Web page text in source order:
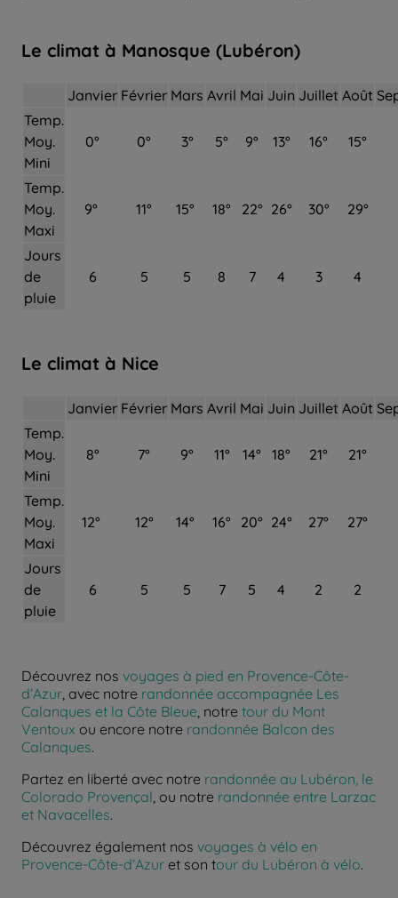
Le climat à Manosque (Lubéron)
Janvier Février Mars Avril Mai Juin Juillet Août
Temp.
Moy.
Mini
0° 0° 3° 5° 9° 13° 16° 15°
Temp.
Moy.
Maxi
9° 11° 15° 18° 22° 26° 30° 29°
Jours
de
pluie
6 5 5 8 7 4 3 4
Le climat à Nice
Janvier Février Mars Avril Mai Juin Juillet Août
Temp.
Moy.
Mini
8° 7° 9° 11° 14° 18° 21° 21°
Temp.
Moy.
Maxi
12° 12° 14° 16° 20° 24° 27° 27°
Jours
de
pluie
6 5 5 7 5 4 2 2
Découvrez nos voyages à pied en Provence-Côte-
d’Azur , avec notre randonnée accompagnée Les
Calanques et la Côte Bleue , notre tour du Mont
Ventoux ou encore notre randonnée Balcon des
Calanques.
Partez en liberté avec notre randonnée au Lubéron, le
Colorado Provençal , ou notre randonnée entre Larzac
et Navacelles.
Découvrez également nos voyages à vélo en
Provence-Côte-d’Azur et son tour du Lubéron à vélo.